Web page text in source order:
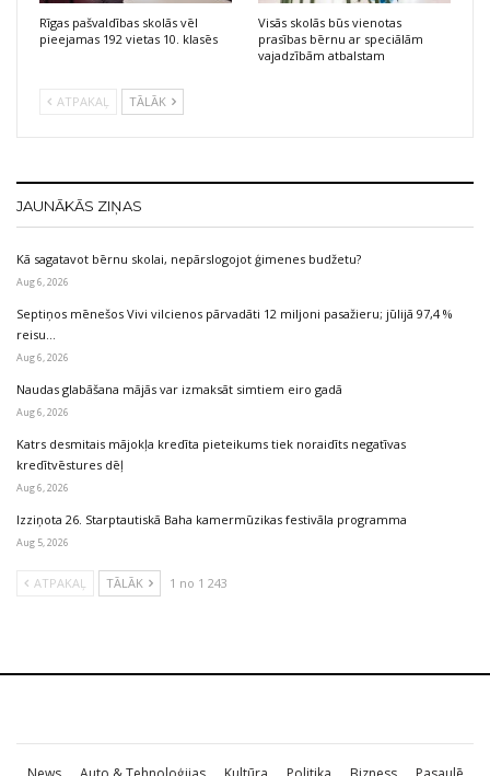
Rīgas pašvaldības skolās vēl
pieejamas 192 vietas 10. klasēs
Visās skolās būs vienotas
prasības bērnu ar speciālām
vajadzībām atbalstam
ATPAKAĻ TĀLĀK
JAUNĀKĀS ZIŅAS
Kā sagatavot bērnu skolai, nepārslogojot ģimenes budžetu?
Aug 6, 2026
Septiņos mēnešos Vivi vilcienos pārvadāti 12 miljoni pasažieru; jūlijā 97,4 %
reisu…
Aug 6, 2026
Naudas glabāšana mājās var izmaksāt simtiem eiro gadā
Aug 6, 2026
Katrs desmitais mājokļa kredīta pieteikums tiek noraidīts negatīvas
kredītvēstures dēļ
Aug 6, 2026
Izziņota 26. Starptautiskā Baha kamermūzikas festivāla programma
Aug 5, 2026
ATPAKAĻ TĀLĀK 1 no 1 243